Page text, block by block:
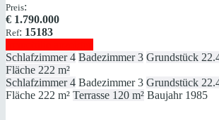
Preis:
€ 1.790.000
Ref: 15183
Schlafzimmer 4 Badezimmer 3 Grundstück
Fläche 222 m²
Schlafzimmer 4 Badezimmer 3 Grundstück
Fläche 222 m² Terrasse 120 m² Baujahr 1985